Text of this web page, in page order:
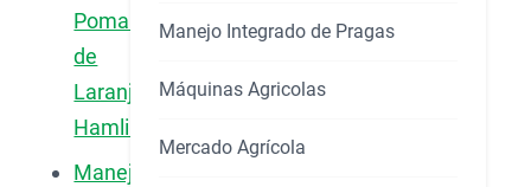
Pomar
de
Laranja
Hamlin
Manejos
Manejo Integrado de Pragas
Máquinas Agricolas
Mercado Agrícola